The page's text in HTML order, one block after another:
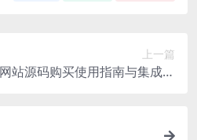
上一篇
站源码购买使用指南与集成实